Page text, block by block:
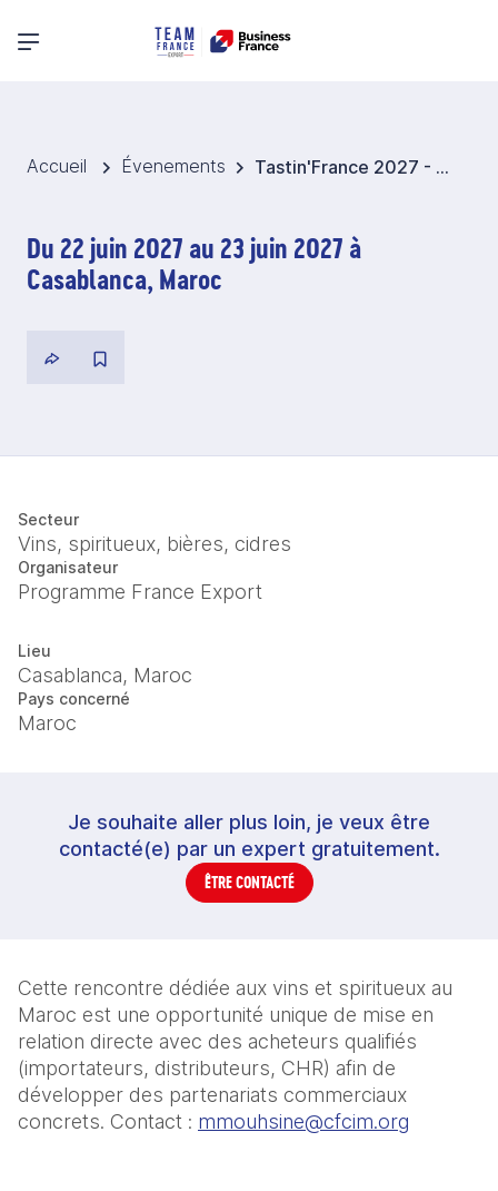
Menu principal
Accueil Évenements Tastin'France 2027 - Maroc
Du 22 juin 2027 au 23 juin 2027 à
Casablanca, Maroc
Secteur
Vins, spiritueux, bières, cidres
Organisateur
Programme France Export
Lieu
Casablanca, Maroc
Pays concerné
Maroc
Je souhaite aller plus loin, je veux être
contacté(e) par un expert gratuitement.
ÊTRE CONTACTÉ
Cette rencontre dédiée aux vins et spiritueux au
Maroc est une opportunité unique de mise en
relation directe avec des acheteurs qualifiés
(importateurs, distributeurs, CHR) afin de
développer des partenariats commerciaux
concrets. Contact : mmouhsine@cfcim.org